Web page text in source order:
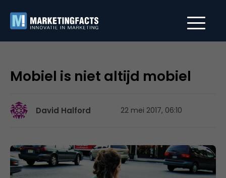
Mobiel is niet altijd mobiel
David Halford 22 mei 2017, 06:10